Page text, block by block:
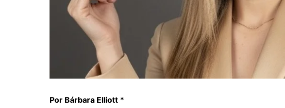
Por Bárbara Elliott *